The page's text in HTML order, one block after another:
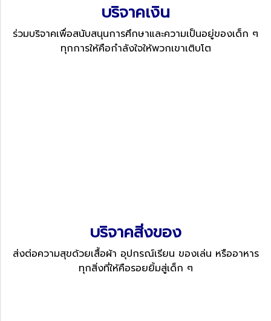
บริจาคเงิน
ร่วมบริจาคเพื่อสนับสนุนการศึกษาและความเป็นอยู่ของเด็ก ๆ
ทุกการให้คือกำลังใจให้พวกเขาเติบโต
บริจาคสิ่งของ
ส่งต่อความสุขด้วยเสื้อผ้า อุปกรณ์เรียน ของเล่น หรืออาหาร
ทุกสิ่งที่ให้คือรอยยิ้มสู่เด็ก ๆ